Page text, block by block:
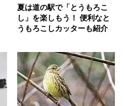
夏は道の駅で「とうもろこ
し」を楽しもう！ 便利なと
うもろこしカッターも紹介